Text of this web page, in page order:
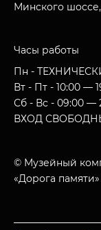
Минского
Часы работы
Пн -
Вт - Пт - 10:00 —
Сб - Вс - 09:00 —
ВХОД
© Музейный
«Дорога